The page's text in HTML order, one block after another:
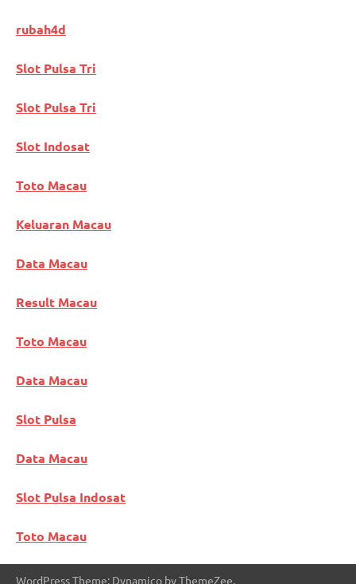
rubah4d
Slot Pulsa Tri
Slot Pulsa Tri
Slot Indosat
Toto Macau
Keluaran Macau
Data Macau
Result Macau
Toto Macau
Data Macau
Slot Pulsa
Data Macau
Slot Pulsa Indosat
Toto Macau
WordPress Theme: Dynamico by ThemeZee.